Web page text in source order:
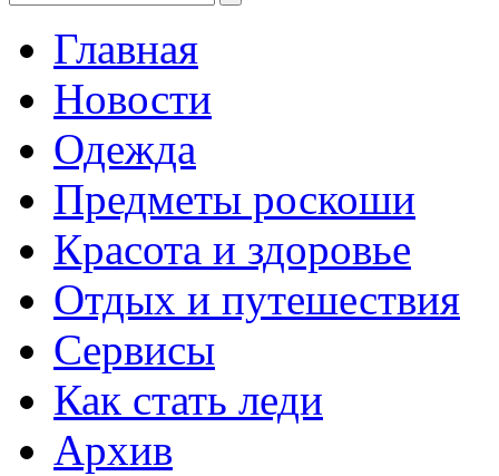
Главная
Новости
Одежда
Предметы роскоши
Красота и здоровье
Отдых и путешествия
Сервисы
Как стать леди
Архив